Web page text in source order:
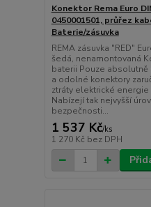
Konektor Rema Euro
0450001501, průřez
Baterie/zásuvka
REMA zásuvka "RED"
šedá, nenamontovaná
baterii Pouze
a odolné konektory
ztráty elektrické
Nabízejí tak nejvyšší
bezpečnosti...
1 537 Kč/ks
1 270 Kč bez DPH